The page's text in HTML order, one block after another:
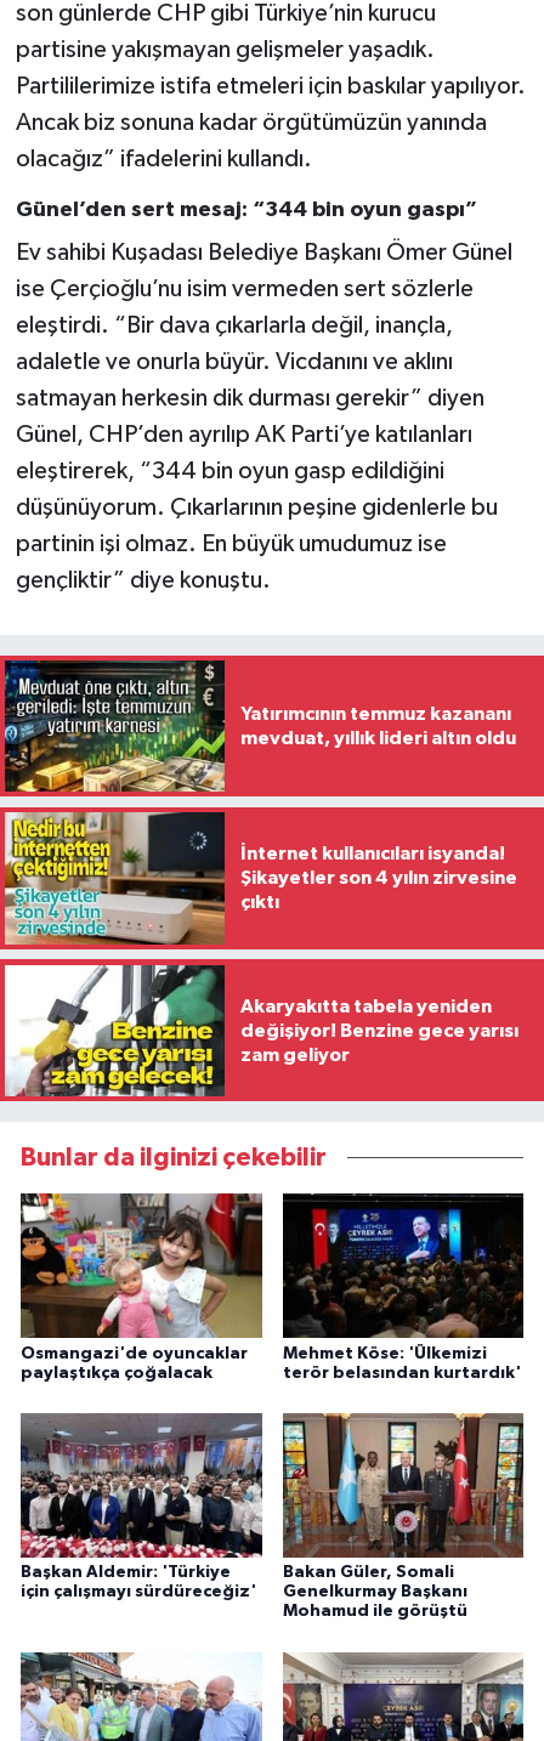
son günlerde CHP gibi Türkiye’nin kurucu
partisine yakışmayan gelişmeler yaşadık.
Partililerimize istifa etmeleri için baskılar yapılıyor.
Ancak biz sonuna kadar örgütümüzün yanında
olacağız” ifadelerini kullandı.
Günel’den sert mesaj: “344 bin oyun gaspı”
Ev sahibi Kuşadası Belediye Başkanı Ömer Günel
ise Çerçioğlu’nu isim vermeden sert sözlerle
eleştirdi. “Bir dava çıkarlarla değil, inançla,
adaletle ve onurla büyür. Vicdanını ve aklını
satmayan herkesin dik durması gerekir” diyen
Günel, CHP’den ayrılıp AK Parti’ye katılanları
eleştirerek, “344 bin oyun gasp edildiğini
düşünüyorum. Çıkarlarının peşine gidenlerle bu
partinin işi olmaz. En büyük umudumuz ise
gençliktir” diye konuştu.
Yatırımcının temmuz kazananı
mevduat, yıllık lideri altın oldu
İnternet kullanıcıları isyanda!
Şikayetler son 4 yılın zirvesine
çıktı
Akaryakıtta tabela yeniden
değişiyor! Benzine gece yarısı
zam geliyor
Bunlar da ilginizi çekebilir
Osmangazi'de oyuncaklar
paylaştıkça çoğalacak
Mehmet Köse: 'Ülkemizi
terör belasından kurtardık'
Başkan Aldemir: 'Türkiye
için çalışmayı sürdüreceğiz'
Bakan Güler, Somali
Genelkurmay Başkanı
Mohamud ile görüştü